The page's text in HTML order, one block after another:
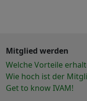
Mitglied werden
Welche Vorteile
Wie hoch ist der
Get to know IVAM!